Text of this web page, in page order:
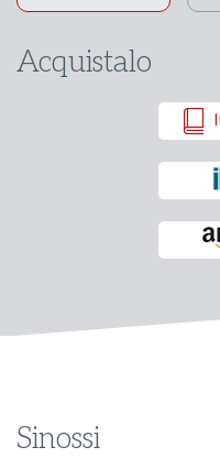
Acquistalo
Sinossi